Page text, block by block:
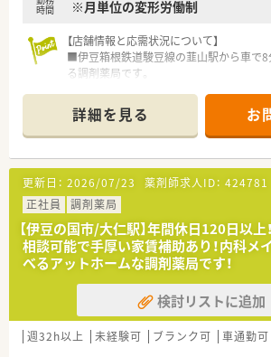
時間
※月単位の変形労働制
【店舗情報と応需状況について】
■伊豆箱根鉄道駿豆線の韮山駅から車で
る調剤薬局です。
ほど応需しています。
■薬剤師は常時2名、事務スタッフ1名の体
行っています。
【法人特徴について】
■静岡県を中心に7店舗を展開し、地域に
う安定企業です。
■マンツーマン型の出店形態が多く、患者
トホームな社風です。
■認定薬剤師の取得支援など、従業員のス
極的に支援します。
【求人情報について】
■正社員として安定して勤務でき、年俸
が昇給は年1回実施されます。
詳細を見る お
更新日： 2026/07/23 薬剤師求人ID： 424781
正社員
調剤薬局
【伊豆の国市/大仁駅】年間休日120日以
相談可能で手厚い家賃補助あり！内科メ
べるアットホームな調剤薬局です！
検討リストに追加
週32h以上 未経験可 ブランク可 車通勤可